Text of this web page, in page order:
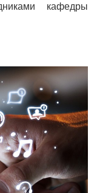
кафедры